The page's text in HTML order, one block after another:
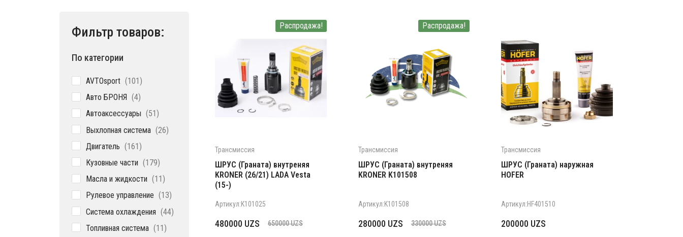
Фильтр товаров:
По категории
AVTOsport 101101
Авто БРОНЯ 44
Автоаксессуары 51 51
Выхлопная система 2626
Двигатель 161161
Кузовные части 179179
Масла и жидкости 1111
Рулевое управление 1313
Система охлаждения 4444
Топливная система 1111
Распродажа!
Трансмиссия
ШРУС (Граната) внутреняя
KRONER (26/21) LADA Vesta
(15-)
Артикул:K101025
650000UZS
Первоначальная
480000 UZS
Текущая
Распродажа!
Трансмиссия
ШРУС (Граната) внутреняя
KRONER K101508
Артикул:K101508
330000UZS
Первоначальная
280000 UZS
Текущая
Трансмиссия
ШРУС (Граната) наружная
HOFER
Артикул:HF401510
200000 UZS